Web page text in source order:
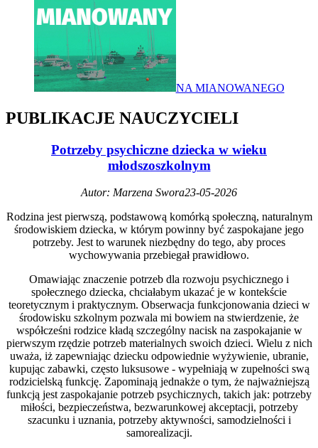
NA MIANOWANEGO
PUBLIKACJE NAUCZYCIELI
Potrzeby psychiczne dziecka w wieku
młodszoszkolnym
Autor: Marzena Swora23-05-2026
Rodzina jest pierwszą, podstawową komórką społeczną, naturalnym
środowiskiem dziecka, w którym powinny być zaspokajane jego
potrzeby. Jest to warunek niezbędny do tego, aby proces
wychowywania przebiegał prawidłowo.
Omawiając znaczenie potrzeb dla rozwoju psychicznego i
społecznego dziecka, chciałabym ukazać je w kontekście
teoretycznym i praktycznym. Obserwacja funkcjonowania dzieci w
środowisku szkolnym pozwala mi bowiem na stwierdzenie, że
współcześni rodzice kładą szczególny nacisk na zaspokajanie w
pierwszym rzędzie potrzeb materialnych swoich dzieci. Wielu z nich
uważa, iż zapewniając dziecku odpowiednie wyżywienie, ubranie,
kupując zabawki, często luksusowe - wypełniają w zupełności swą
rodzicielską funkcję. Zapominają jednakże o tym, że najważniejszą
funkcją jest zaspokajanie potrzeb psychicznych, takich jak: potrzeby
miłości, bezpieczeństwa, bezwarunkowej akceptacji, potrzeby
szacunku i uznania, potrzeby aktywności, samodzielności i
samorealizacji.